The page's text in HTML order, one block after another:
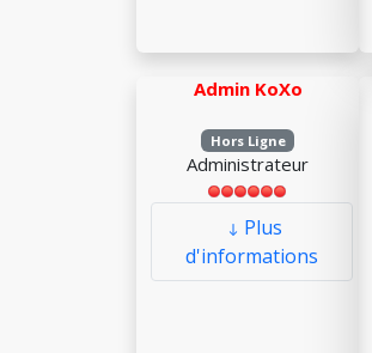
Admin KoXo
Hors Ligne
Administrateur
Plus
d'informations